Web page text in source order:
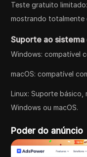
Teste gratuito
mostrando totalmente
Suporte ao
Windows: compatível
macOS: compatível
Linux: Suporte básico,
Windows ou macOS.
Poder do anúncio